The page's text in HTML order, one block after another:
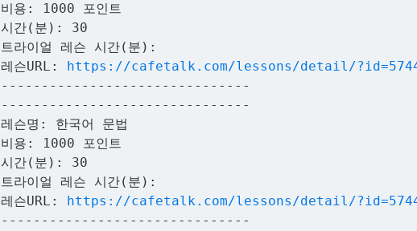
비용: 1000 포인트
시간(분): 30
트라이얼 레슨 시간(분):
레슨URL: https://cafetalk.com/lessons/detail/
-------------------------------
-------------------------------
레슨명: 한국어 문법
비용: 1000 포인트
시간(분): 30
트라이얼 레슨 시간(분):
레슨URL: https://cafetalk.com/lessons/detail/
-------------------------------